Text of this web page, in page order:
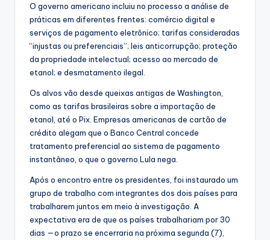
O governo americano incluiu no processo a análise de
práticas em diferentes frentes: comércio digital e
serviços de pagamento eletrônico; tarifas consideradas
“injustas ou preferenciais”; leis anticorrupção; proteção
da propriedade intelectual; acesso ao mercado de
etanol; e desmatamento ilegal.
Os alvos vão desde queixas antigas de Washington,
como as tarifas brasileiras sobre a importação de
etanol, até o Pix. Empresas americanas de cartão de
crédito alegam que o Banco Central concede
tratamento preferencial ao sistema de pagamento
instantâneo, o que o governo Lula nega.
Após o encontro entre os presidentes, foi instaurado um
grupo de trabalho com integrantes dos dois países para
trabalharem juntos em meio à investigação. A
expectativa era de que os países trabalhariam por 30
dias —o prazo se encerraria na próxima segunda (7),